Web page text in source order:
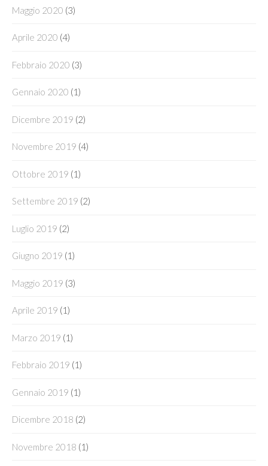
Maggio 2020 (3)
Aprile 2020 (4)
Febbraio 2020 (3)
Gennaio 2020 (1)
Dicembre 2019 (2)
Novembre 2019 (4)
Ottobre 2019 (1)
Settembre 2019 (2)
Luglio 2019 (2)
Giugno 2019 (1)
Maggio 2019 (3)
Aprile 2019 (1)
Marzo 2019 (1)
Febbraio 2019 (1)
Gennaio 2019 (1)
Dicembre 2018 (2)
Novembre 2018 (1)